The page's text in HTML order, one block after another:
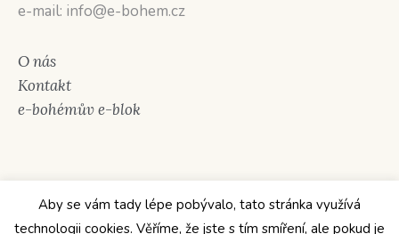
e-mail: info@e-bohem.cz
O nás
Kontakt
e-bohémův e-blok
Aby se vám tady lépe pobývalo, tato stránka využívá
technologii cookies. Věříme, že jste s tím smíření, ale pokud je